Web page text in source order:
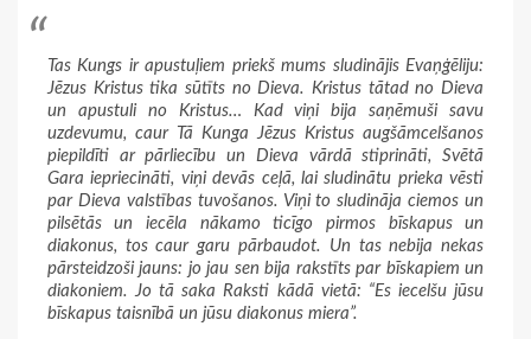
Tas Kungs ir apustuļiem priekš mums sludinājis Evaņģēliju:
Jēzus Kristus tika sūtīts no Dieva. Kristus tātad no Dieva
un apustuli no Kristus… Kad viņi bija saņēmuši savu
uzdevumu, caur Tā Kunga Jēzus Kristus augšāmcelšanos
piepildīti ar pārliecību un Dieva vārdā stiprināti, Svētā
Gara iepriecināti, viņi devās ceļā, lai sludinātu prieka vēsti
par Dieva valstības tuvošanos. Viņi to sludināja ciemos un
pilsētās un iecēla nākamo ticīgo pirmos bīskapus un
diakonus, tos caur garu pārbaudot. Un tas nebija nekas
pārsteidzoši jauns: jo jau sen bija rakstīts par bīskapiem un
diakoniem. Jo tā saka Raksti kādā vietā: “Es iecelšu jūsu
bīskapus taisnībā un jūsu diakonus miera”.